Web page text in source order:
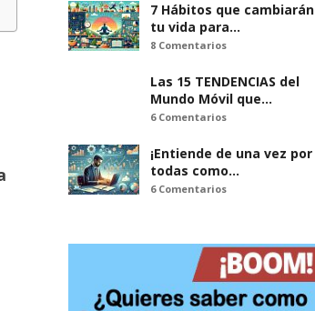
7 Hábitos que cambiarán
tu vida para…
8 Comentarios
Las 15 TENDENCIAS del
Mundo Móvil que…
6 Comentarios
¡Entiende de una vez por
todas como…
6 Comentarios